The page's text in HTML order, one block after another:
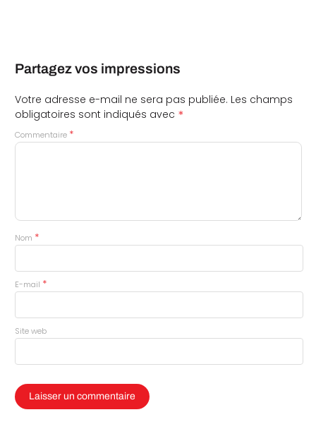
Partagez vos impressions
Votre adresse e-mail ne sera pas publiée. Les champs
obligatoires sont indiqués avec *
Commentaire *
Nom *
E-mail *
Site web